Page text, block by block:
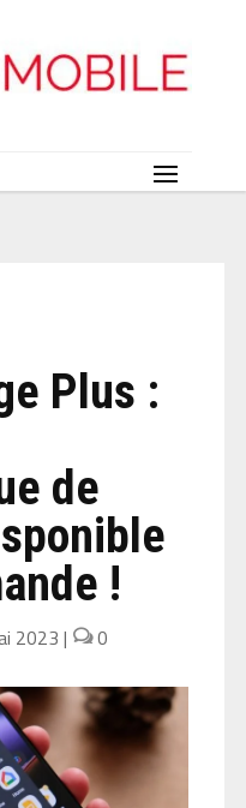
Plus :
de
!
2023 |
0